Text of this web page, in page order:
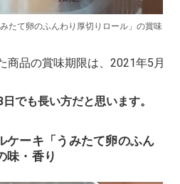
たて卵のふんわり厚切りロール」の賞味
商品の賞味期限は、2021年5月
でも長い方だと思います。
ケーキ「うみたて卵のふん
味・香り